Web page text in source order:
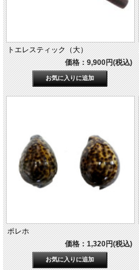
トエレスティック（大）
価格：9,900円(税込)
ポレホ
価格：1,320円(税込)